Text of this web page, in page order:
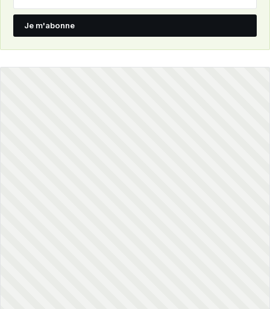
Je m'abonne